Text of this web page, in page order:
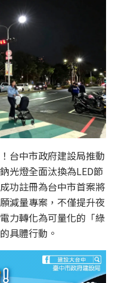
台中市政府建設局推動
光燈全面汰換為LED節
功註冊為台中市首案將
減量專案，不僅提升夜
力轉化為可量化的「綠
具體行動。